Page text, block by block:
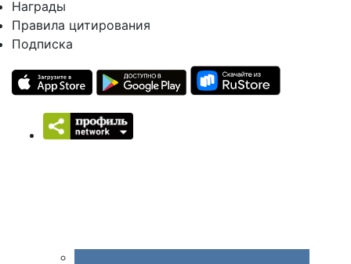
Награды
Правила цитирования
Подписка